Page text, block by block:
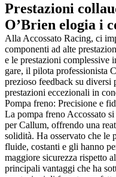
Prestazioni
O’Brien elogia i
Alla Accossato Racing, ci
componenti ad alte
e le prestazioni complessive
gare, il pilota professionista
prezioso feedback su diversi
prestazioni eccezionali in
Pompa freno: Precisione e
La pompa freno Accossato
per Callum, offrendo una
solidità. Ha osservato che le
fluide, costanti e gli hanno
maggiore sicurezza rispetto
principali vantaggi che ha